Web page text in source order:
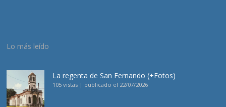
Lo más leído
La regenta de San Fernando (+Fotos)
105 vistas | publicado el 22/07/2026